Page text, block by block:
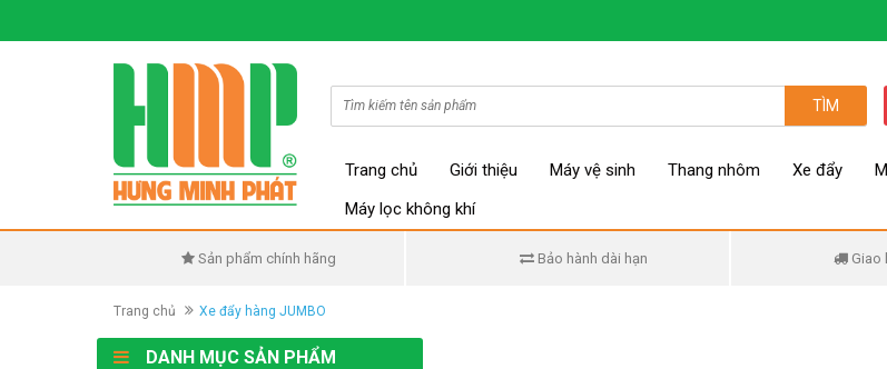
TÌM
Trang chủ Giới thiệu Máy vệ sinh Thang nhôm Xe đẩy
Máy lọc không khí
Sản phẩm chính hãng Bảo hành dài hạn Giao
Trang chủ Xe đẩy hàng JUMBO
DANH MỤC SẢN PHẨM